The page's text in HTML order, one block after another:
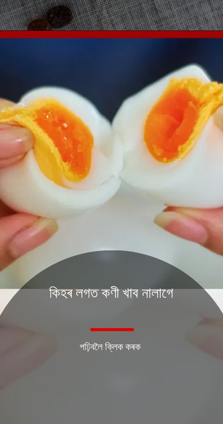
পঢ়িবলৈ ক্লিক কৰক
কিহৰ লগত কণী খাব নালাগে